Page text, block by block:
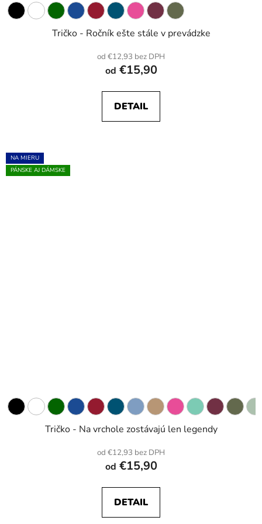
Tričko - Ročník ešte stále v prevádzke
od €12,93 bez DPH
od €15,90
DETAIL
NA MIERU
PÁNSKE AJ DÁMSKE
Tričko - Na vrchole zostávajú len legendy
od €12,93 bez DPH
od €15,90
DETAIL